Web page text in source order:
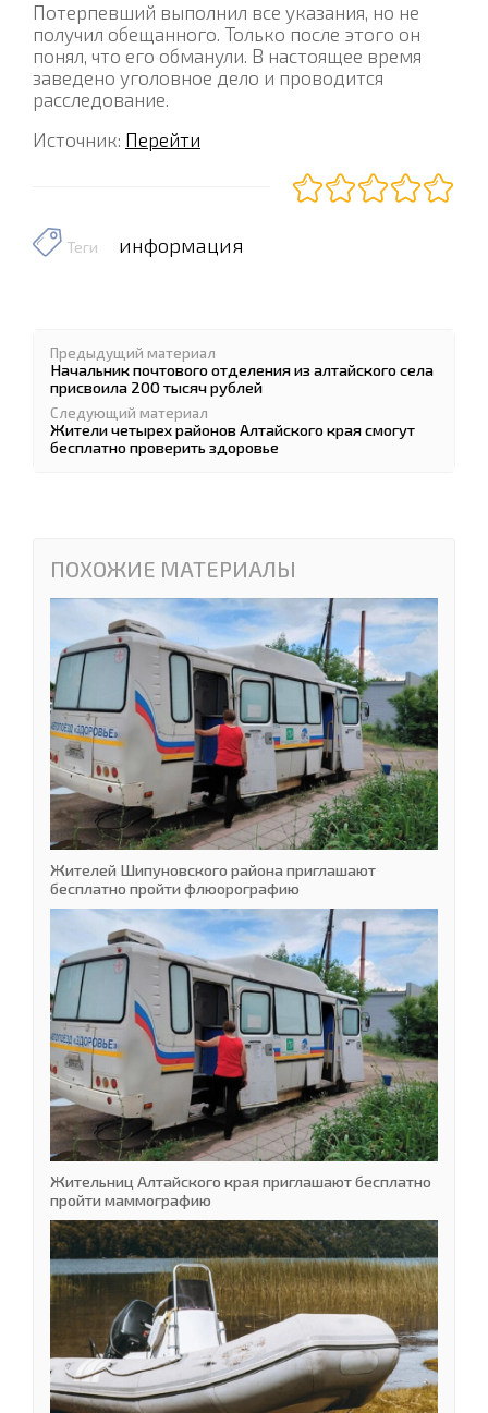
Потерпевший выполнил все указания, но не
получил обещанного. Только после этого он
понял, что его обманули. В настоящее время
заведено уголовное дело и проводится
расследование.
Источник: Перейти
Теги информация
Предыдущий материал
Начальник почтового отделения из алтайского села
присвоила 200 тысяч рублей
Следующий материал
Жители четырех районов Алтайского края смогут
бесплатно проверить здоровье
ПОХОЖИЕ МАТЕРИАЛЫ
Жителей Шипуновского района приглашают
бесплатно пройти флюорографию
Жительниц Алтайского края приглашают бесплатно
пройти маммографию